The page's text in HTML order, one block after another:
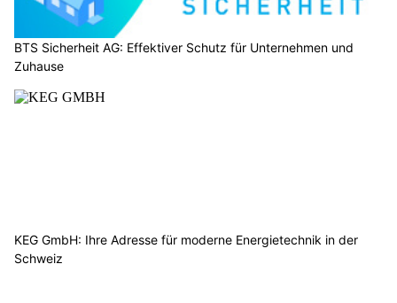
BTS Sicherheit AG: Effektiver Schutz für Unternehmen und
Zuhause
KEG GmbH: Ihre Adresse für moderne Energietechnik in der
Schweiz